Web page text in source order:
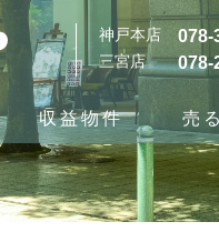
神戸本店
078-
三宮店 078-
収益物件 売